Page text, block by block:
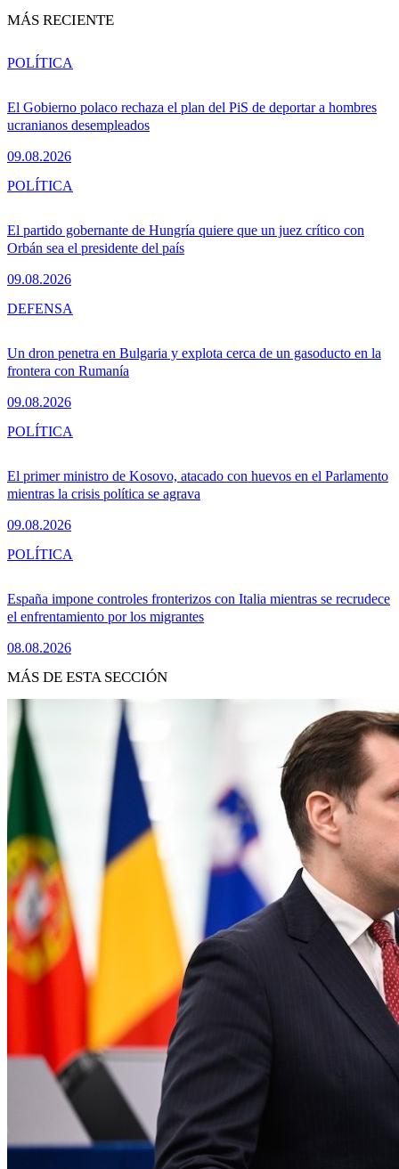
MÁS RECIENTE
El Gobierno polaco rechaza el plan del PiS de deportar a hombres
ucranianos desempleados
09.08.2026
POLÍTICA
El partido gobernante de Hungría quiere que un juez crítico con
Orbán sea el presidente del país
09.08.2026
POLÍTICA
Un dron penetra en Bulgaria y explota cerca de un gasoducto en la
frontera con Rumanía
09.08.2026
DEFENSA
El primer ministro de Kosovo, atacado con huevos en el Parlamento
mientras la crisis política se agrava
09.08.2026
POLÍTICA
España impone controles fronterizos con Italia mientras se recrudece
el enfrentamiento por los migrantes
08.08.2026
POLÍTICA
MÁS DE ESTA SECCIÓN